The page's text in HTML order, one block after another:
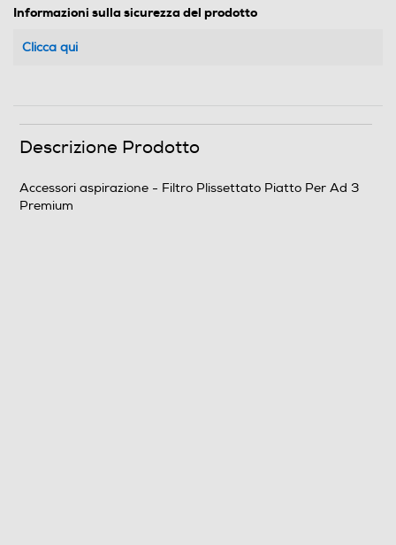
Informazioni sulla sicurezza del prodotto
Clicca qui
Descrizione Prodotto
Accessori aspirazione - Filtro Plissettato Piatto Per Ad 3
Premium